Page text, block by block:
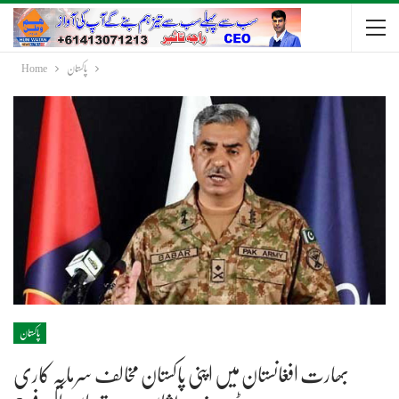
Home پاکستان
پاکستان
بھارت افغانستان میں اپنی پاکستان مخالف سرمایہ کاری